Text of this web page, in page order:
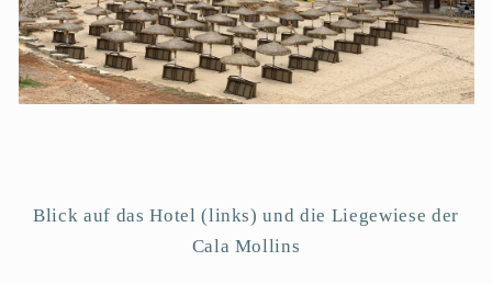
Blick auf das Hotel (links) und die Liegewiese der
Cala Mollins